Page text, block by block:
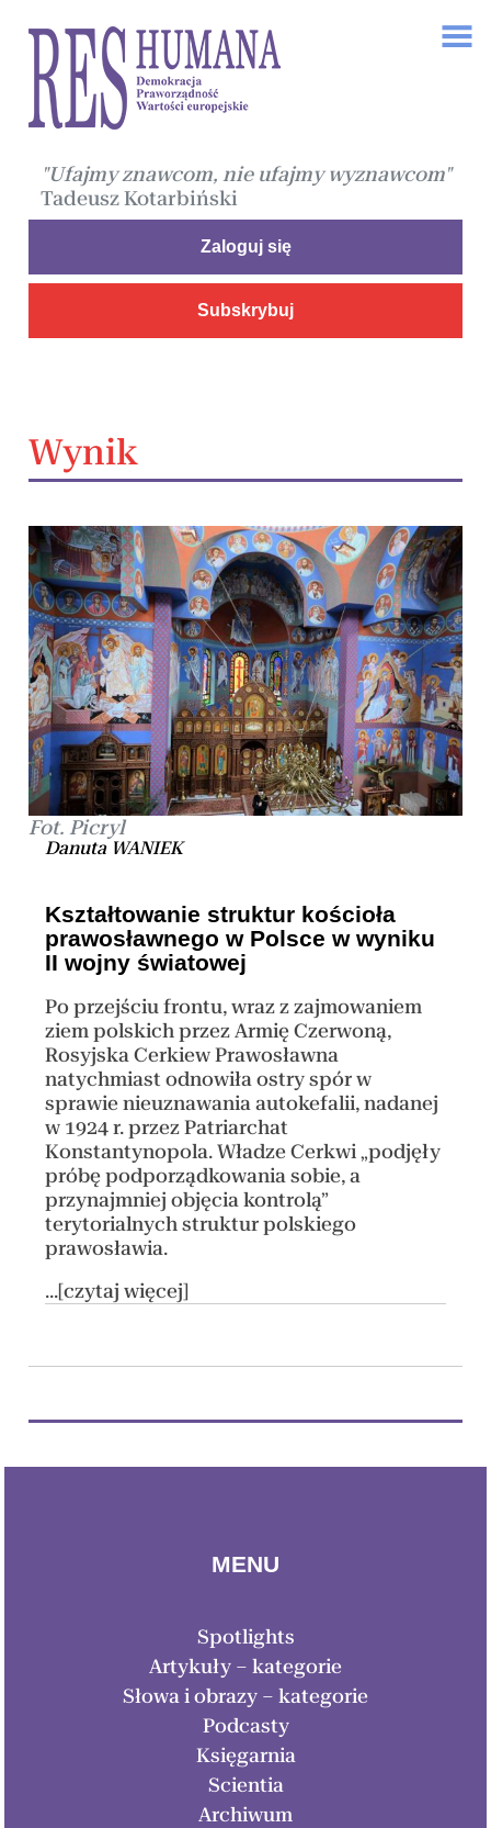
"Ufajmy znawcom, nie ufajmy wyznawcom"
Tadeusz Kotarbiński
Zaloguj się
Subskrybuj
Wynik
Fot. Picryl
Danuta WANIEK
Kształtowanie struktur kościoła
prawosławnego w Polsce w wyniku
II wojny światowej
Po przejściu frontu, wraz z zajmowaniem
ziem polskich przez Armię Czerwoną,
Rosyjska Cerkiew Prawosławna
natychmiast odnowiła ostry spór w
sprawie nieuznawania autokefalii, nadanej
w 1924 r. przez Patriarchat
Konstantynopola. Władze Cerkwi „podjęły
próbę podporządkowania sobie, a
przynajmniej objęcia kontrolą”
terytorialnych struktur polskiego
prawosławia.
...[czytaj więcej]
MENU
Spotlights
Artykuły – kategorie
Słowa i obrazy – kategorie
Podcasty
Księgarnia
Scientia
Archiwum